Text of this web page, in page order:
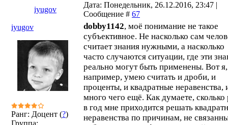
iyugov
Дата: Понедельник, 26.12.2016, 23:47 |
Сообщение # 67
iyugov
Ранг: Доцент (?)
Группа:
dobby1142, моё понимание не такое
субъективное. Не насколько сам
считает знания нужными, а насколько
часто случаются ситуации, где эти
реально могут быть применены. Вот я,
например, умею считать и дроби, и
проценты, и квадратные неравенства,
много чего ещё. Как думаете, сколько
в год мне приходится решать
неравенства по причинам, не